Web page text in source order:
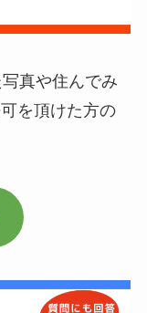
真や住んでみ
を頂けた方の